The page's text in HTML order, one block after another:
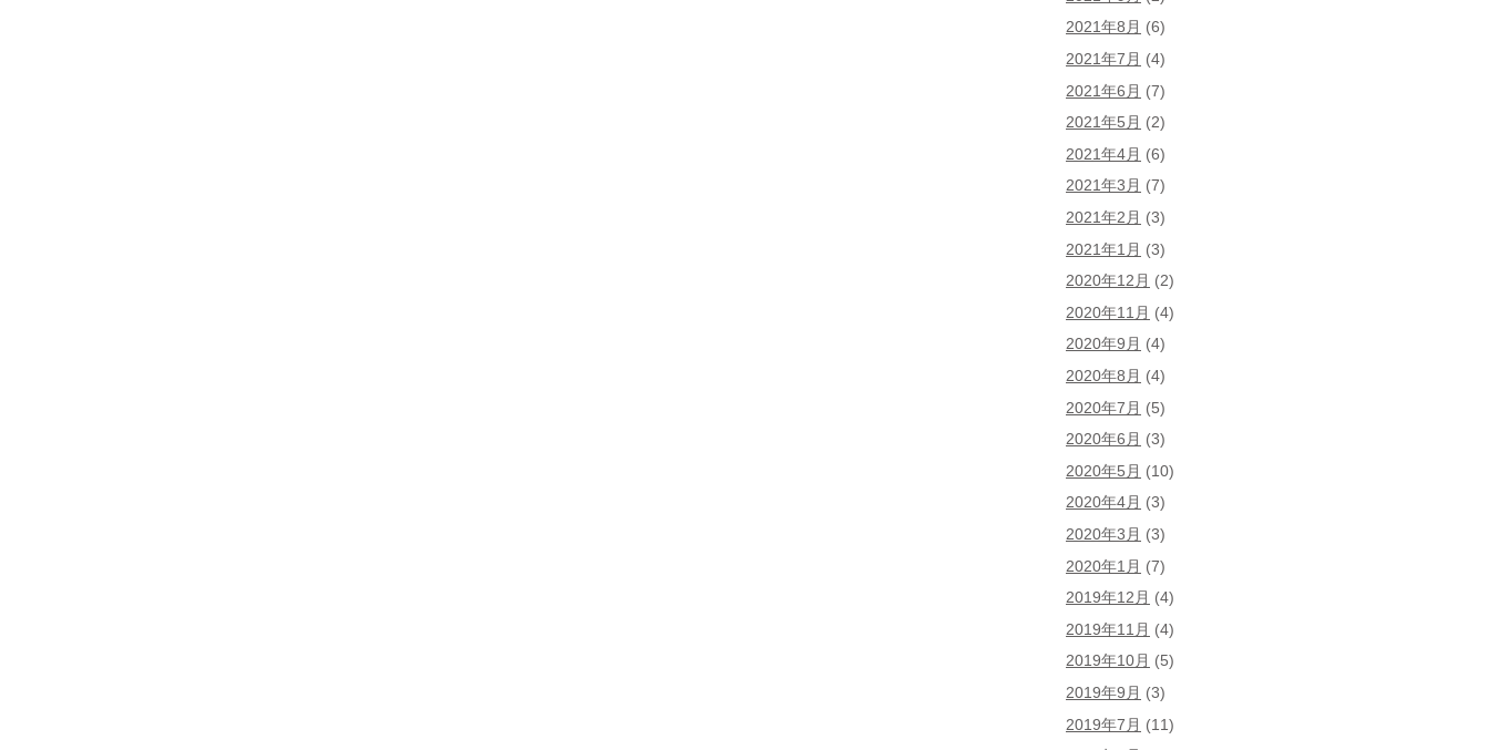
2021年8月 (6)
2021年7月 (4)
2021年6月 (7)
2021年5月 (2)
2021年4月 (6)
2021年3月 (7)
2021年2月 (3)
2021年1月 (3)
2020年12月 (2)
2020年11月 (4)
2020年9月 (4)
2020年8月 (4)
2020年7月 (5)
2020年6月 (3)
2020年5月 (10)
2020年4月 (3)
2020年3月 (3)
2020年1月 (7)
2019年12月 (4)
2019年11月 (4)
2019年10月 (5)
2019年9月 (3)
2019年7月 (11)